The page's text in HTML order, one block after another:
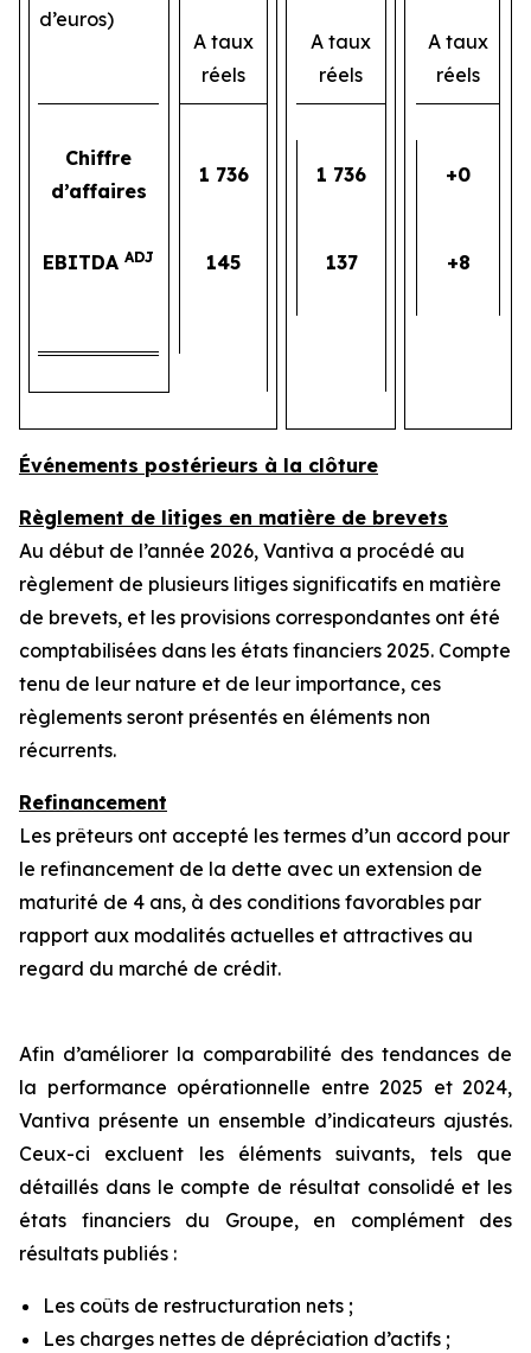
d’euros)
A taux
réels
A taux
réels
A taux
réels
Chiffre
d’affaires
1 736 1 736 +0
EBITDA ADJ 145 137 +8
Événements postérieurs à la clôture
Règlement de litiges en matière de brevets
Au début de l’année 2026, Vantiva a procédé au
règlement de plusieurs litiges significatifs en matière
de brevets, et les provisions correspondantes ont été
comptabilisées dans les états financiers 2025. Compte
tenu de leur nature et de leur importance, ces
règlements seront présentés en éléments non
récurrents.
Refinancement
Les prêteurs ont accepté les termes d’un accord pour
le refinancement de la dette avec un extension de
maturité de 4 ans, à des conditions favorables par
rapport aux modalités actuelles et attractives au
regard du marché de crédit.
Afin d’améliorer la comparabilité des tendances de
la performance opérationnelle entre 2025 et 2024,
Vantiva présente un ensemble d’indicateurs ajustés.
Ceux-ci excluent les éléments suivants, tels que
détaillés dans le compte de résultat consolidé et les
états financiers du Groupe, en complément des
résultats publiés :
Les coûts de restructuration nets ;
Les charges nettes de dépréciation d’actifs ;